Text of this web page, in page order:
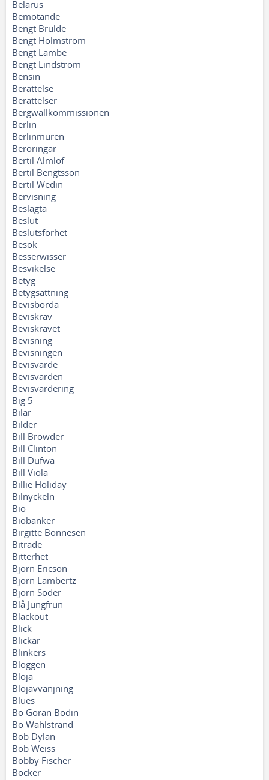
Belarus
Bemötande
Bengt Brülde
Bengt Holmström
Bengt Lambe
Bengt Lindström
Bensin
Berättelse
Berättelser
Bergwallkommissionen
Berlin
Berlinmuren
Beröringar
Bertil Almlöf
Bertil Bengtsson
Bertil Wedin
Bervisning
Beslagta
Beslut
Beslutsförhet
Besök
Besserwisser
Besvikelse
Betyg
Betygsättning
Bevisbörda
Beviskrav
Beviskravet
Bevisning
Bevisningen
Bevisvärde
Bevisvärden
Bevisvärdering
Big 5
Bilar
Bilder
Bill Browder
Bill Clinton
Bill Dufwa
Bill Viola
Billie Holiday
Bilnyckeln
Bio
Biobanker
Birgitte Bonnesen
Biträde
Bitterhet
Björn Ericson
Björn Lambertz
Björn Söder
Blå Jungfrun
Blackout
Blick
Blickar
Blinkers
Bloggen
Blöja
Blöjavvänjning
Blues
Bo Göran Bodin
Bo Wahlstrand
Bob Dylan
Bob Weiss
Bobby Fischer
Böcker